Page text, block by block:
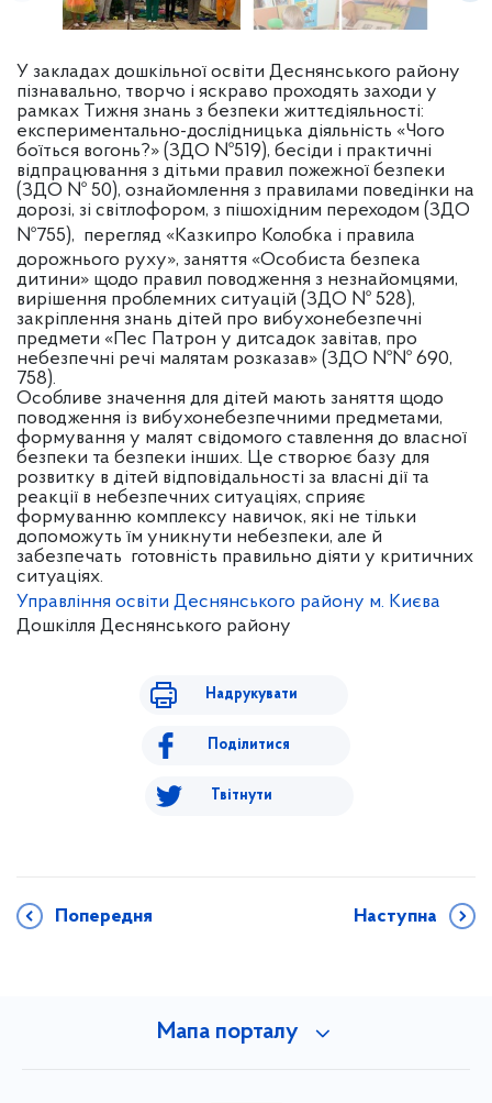
У закладах дошкільної освіти Деснянського району
пізнавально, творчо і яскраво проходять заходи у
рамках Тижня знань з безпеки життєдіяльності:
експериментально-дослідницька діяльність «Чого
боїться вогонь?» (ЗДО №519), бесіди і практичні
відпрацювання з дітьми правил пожежної безпеки
(ЗДО № 50), ознайомлення з правилами поведінки на
дорозі, зі світлофором, з пішохідним переходом (ЗДО
№755), перегляд «Казкипро Колобка і правила
дорожнього руху», заняття «Особиста безпека
дитини» щодо правил поводження з незнайомцями,
вирішення проблемних ситуацій (ЗДО № 528),
закріплення знань дітей про вибухонебезпечні
предмети «Пес Патрон у дитсадок завітав, про
небезпечні речі малятам розказав» (ЗДО №№ 690,
758).
Особливе значення для дітей мають заняття щодо
поводження із вибухонебезпечними предметами,
формування у малят свідомого ставлення до власної
безпеки та безпеки інших. Це створює базу для
розвитку в дітей відповідальності за власні дії та
реакції в небезпечних ситуаціях, сприяє
формуванню комплексу навичок, які не тільки
допоможуть їм уникнути небезпеки, але й
забезпечать готовність правильно діяти у критичних
ситуаціях.
Управління освіти Деснянського району м. Києва
Дошкілля Деснянського району
Надрукувати
Поділитися
Твітнути
Попередня Наступна
Мапа порталу